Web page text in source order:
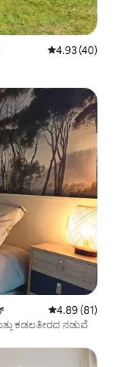
5 ರಲ್ಲಿ 4.93
4.93 (40)
5 ರಲ್ಲಿ 4.89
4.89 (81)
ಕಡಲತೀರದ ನಡುವೆ